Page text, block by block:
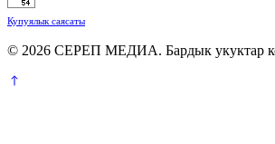
Купуялык саясаты
© 2026 СЕРЕП МЕДИА. Бардык укуктар